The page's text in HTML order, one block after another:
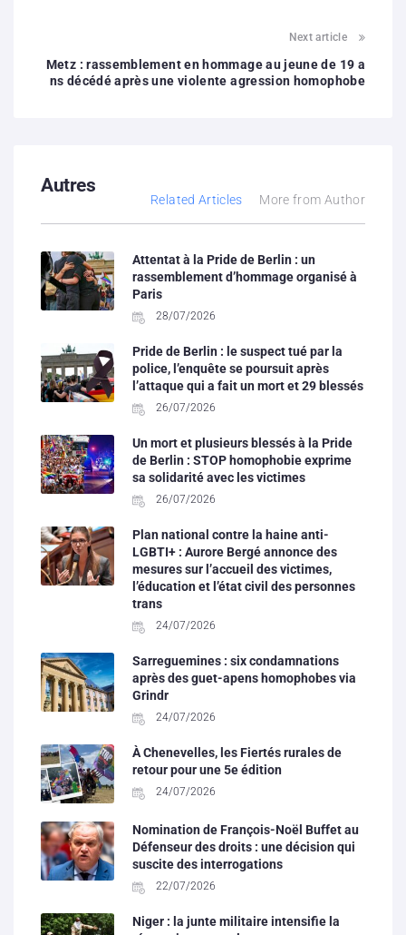
Next article
Metz : rassemblement en hommage au jeune de 19 a
ns décédé après une violente agression homophobe
Autres
Related Articles More from Author
Attentat à la Pride de Berlin : un
rassemblement d’hommage organisé à
Paris
28/07/2026
Pride de Berlin : le suspect tué par la
police, l’enquête se poursuit après
l’attaque qui a fait un mort et 29 blessés
26/07/2026
Un mort et plusieurs blessés à la Pride
de Berlin : STOP homophobie exprime
sa solidarité avec les victimes
26/07/2026
Plan national contre la haine anti-
LGBTI+ : Aurore Bergé annonce des
mesures sur l’accueil des victimes,
l’éducation et l’état civil des personnes
trans
24/07/2026
Sarreguemines : six condamnations
après des guet-apens homophobes via
Grindr
24/07/2026
À Chenevelles, les Fiertés rurales de
retour pour une 5e édition
24/07/2026
Nomination de François-Noël Buffet au
Défenseur des droits : une décision qui
suscite des interrogations
22/07/2026
Niger : la junte militaire intensifie la